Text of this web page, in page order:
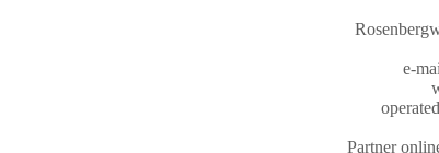
e-
Partner